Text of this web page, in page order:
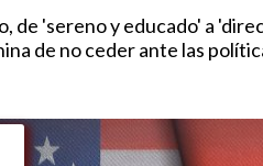
de 'sereno y educado' a
de no ceder ante las